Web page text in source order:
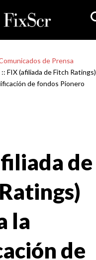
de Prensa
:: FIX (afiliada de Fitch Ratings)
de fondos Pionero
de
la
de